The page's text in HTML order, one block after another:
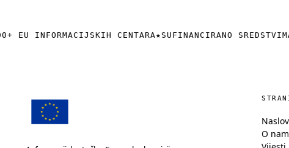
EU INFORMACIJSKIH CENTARA★SUFINANCIRANO
O